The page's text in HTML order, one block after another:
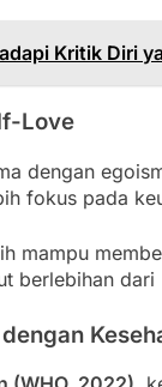
Kritik Diri
Love
dengan
fokus pada
mampu
berlebihan dari